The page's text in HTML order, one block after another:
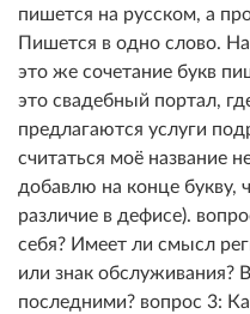
пишется на русском, а
Пишется в одно слово.
это же сочетание букв
это свадебный портал,
предлагаются услуги
считаться моё название
добавлю на конце букву,
различие в дефисе).
себя? Имеет ли смысл
или знак обслуживания?
последними? вопрос 3: